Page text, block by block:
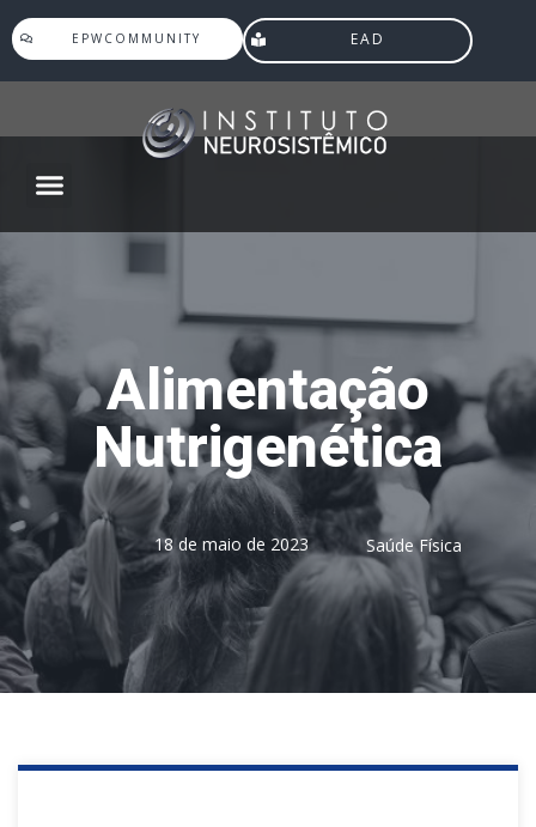
EPWCOMMUNITY EAD
Alimentação
Nutrigenética
18 de maio de 2023 Saúde Física